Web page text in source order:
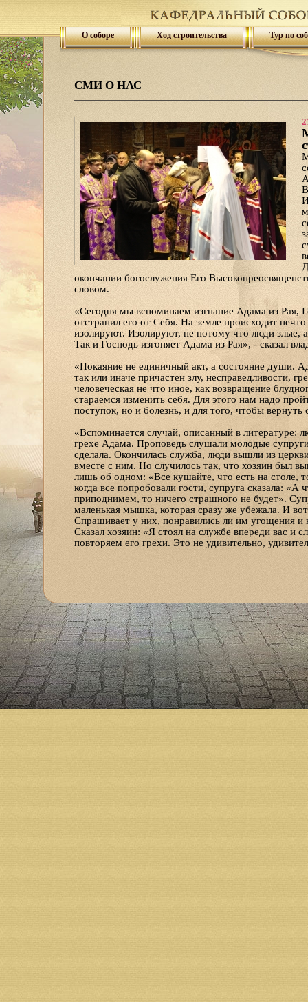
О соборе Ход строительства Тур по
СМИ О НАС
окончании богослужения Его
словом.
«Сегодня мы вспоминаем изгнание Адама из Рая,
отстранил его от Себя. На земле происходит
изолируют. Изолируют, не потому что люди злые,
Так и Господь изгоняет Адама из Рая», - сказал
«Покаяние не единичный акт, а состояние души.
так или иначе причастен злу, несправедливости,
человеческая не что иное, как возвращение
стараемся изменить себя. Для этого нам надо
поступок, но и болезнь, и для того, чтобы
«Вспоминается случай, описанный в литературе:
грехе Адама. Проповедь слушали молодые
сделала. Окончилась служба, люди вышли из
вместе с ним. Но случилось так, что хозяин был
лишь об одном: «Все кушайте, что есть на столе,
когда все попробовали гости, супруга сказала:
приподнимем, то ничего страшного не будет».
маленькая мышка, которая сразу же убежала. И
Спрашивает у них, понравились ли им угощения и
Сказал хозяин: «Я стоял на службе впереди вас
повторяем его грехи. Это не удивительно,
«Не всегда легко подойти к своему
покаяние. Радость этого дня в том, что ты
меня дорогой владыка, отцы, братья и сестры», –
Возврат к списку